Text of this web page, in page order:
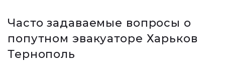
Часто задаваемые вопросы о
попутном эвакуаторе Харьков
Тернополь